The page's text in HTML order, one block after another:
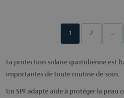
1 2 ...
La protection solaire quotidienne est
importantes de toute routine de soin.
Un SPF adapté aide à protéger la peau